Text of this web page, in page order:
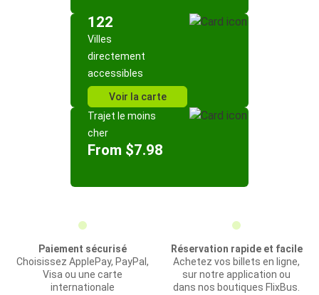
122
Villes
directement
accessibles
Voir la carte
Trajet le moins
cher
From $7.98
Paiement sécurisé
Choisissez ApplePay, PayPal,
Visa ou une carte
internationale
Réservation rapide et facile
Achetez vos billets en ligne,
sur notre application ou
dans nos boutiques FlixBus.